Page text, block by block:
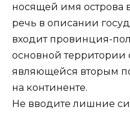
носящей имя острова
речь в описании
входит провинция-
основной территории
являющейся вторым
на континенте.
Не вводите лишние